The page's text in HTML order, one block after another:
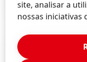
Diversidade,
site, analisar a
nossas iniciativas